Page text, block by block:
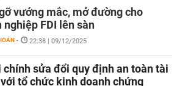
vướng mắc, mở đường cho
nghiệp FDI lên sàn
- 22:38 | 09/12/2025
chính sửa đổi quy định an toàn tài
tổ chức kinh doanh chứng